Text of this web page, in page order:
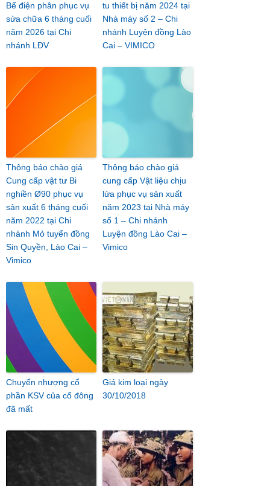
Bể điện phân phục vụ
sửa chữa 6 tháng cuối
năm 2026 tại Chi
nhánh LĐV
tu thiết bị năm 2024 tại
Nhà máy số 2 – Chi
nhánh Luyện đồng Lào
Cai – VIMICO
Thông báo chào giá
Cung cấp vật tư Bi
nghiền Ø90 phục vụ
sản xuất 6 tháng cuối
năm 2022 tại Chi
nhánh Mỏ tuyển đồng
Sin Quyền, Lào Cai –
Vimico
Thông báo chào giá
cung cấp Vật liệu chịu
lửa phục vụ sản xuất
năm 2023 tại Nhà máy
số 1 – Chi nhánh
Luyện đồng Lào Cai –
Vimico
Chuyển nhượng cổ
phần KSV của cổ đông
đã mất
Giá kim loại ngày
30/10/2018